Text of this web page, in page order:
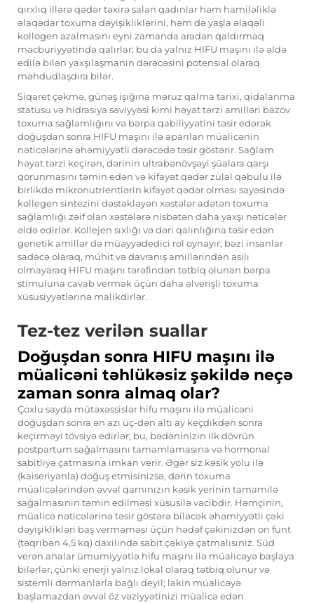
qırxlıq illərə qədər təxirə salan qadınlar həm hamiləliklə
əlaqədar toxuma dəyişikliklərini, həm də yaşla əlaqəli
kollogen azalmasını eyni zamanda aradan qaldırmaq
məcburiyyətində qalırlar; bu da yalnız HIFU maşını ilə əldə
edilə bilən yaxşılaşmanın dərəcəsini potensial olaraq
məhdudlaşdıra bilər.
Siqaret çəkmə, günəş işığına məruz qalma tarixi, qidalanma
statusu və hidrasiya səviyyəsi kimi həyat tərzi amilləri bazov
toxuma sağlamlığını və bərpa qabiliyyətini təsir edərək
doğuşdan sonra HIFU maşını ilə aparılan müalicənin
nəticələrinə əhəmiyyətli dərəcədə təsir göstərir. Sağlam
həyat tərzi keçirən, dərinin ultrabənövşəyi şüalara qarşı
qorunmasını təmin edən və kifayət qədər zülal qəbulu ilə
birlikdə mikronutrientlərin kifayət qədər olması sayəsində
kollegen sintezini dəstəkləyən xəstələr adətən toxuma
sağlamlığı zəif olan xəstələrə nisbətən daha yaxşı nəticələr
əldə edirlər. Kollejen sıxlığı və dəri qalınlığına təsir edən
genetik amillər də müəyyədedici rol oynayır; bəzi insanlar
sadəcə olaraq, mühit və davranış amillərindən asılı
olmayaraq HIFU maşını tərəfindən tətbiq olunan bərpa
stimuluna cavab vermək üçün daha əlverişli toxuma
xüsusiyyətlərinə malikdirlər.
Tez-tez verilən suallar
Doğuşdan sonra HIFU maşını ilə
müalicəni təhlükəsiz şəkildə neçə
zaman sonra almaq olar?
Çoxlu sayda mütəxəssislər hifu maşını ilə müalicəni
doğuşdan sonra ən azı üç-dən altı ay keçdikdən sonra
keçirməyi tövsiyə edirlər; bu, bədəninizin ilk dövrün
postpartum sağalmasını tamamlamasına və hormonal
sabitliyə çatmasına imkan verir. Əgər siz kəsik yolu ilə
(kaiseriyanla) doğuş etmisinizsə, dərin toxuma
müalicələrindən əvvəl qarnınızın kəsik yerinin tamamilə
sağalmasının təmin edilməsi xüsusilə vacibdir. Həmçinin,
müalicə nəticələrinə təsir göstərə biləcək əhəmiyyətli çəki
dəyişiklikləri baş verməməsi üçün hədəf çəkinizdən on funt
(təqribən 4,5 kq) daxilində sabit çəkiyə çatmalısınız. Süd
verən analar ümumiyyətlə hifu maşını ilə müalicəyə başlaya
bilərlər, çünki enerji yalnız lokal olaraq tətbiq olunur və
sistemli dərmanlarla bağlı deyil; lakin müalicəyə
başlamazdan əvvəl öz vəziyyətinizi müalicə edən